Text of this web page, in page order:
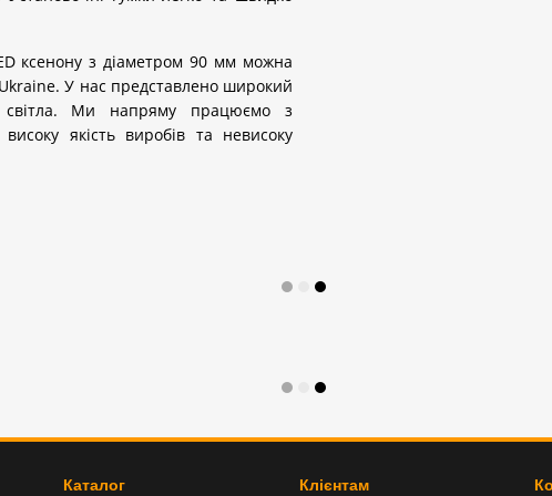
ксенону з діаметром 90 мм можна
У нас представлено широкий
світла. Ми напряму працюємо з
якість виробів та невисоку
Каталог Клієнтам